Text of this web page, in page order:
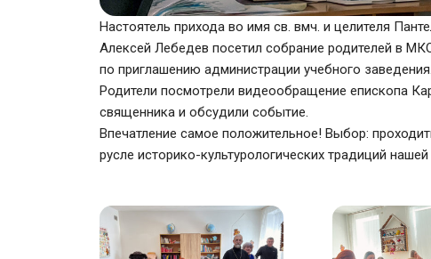
Настоятель прихода во имя св. вмч. и целителя
Алексей Лебедев посетил собрание родителей в
по приглашению администрации учебного заведения.
Родители посмотрели видеообращение епископа
священника и обсудили событие.
Впечатление самое положительное! Выбор:
русле историко-культурологических традиций